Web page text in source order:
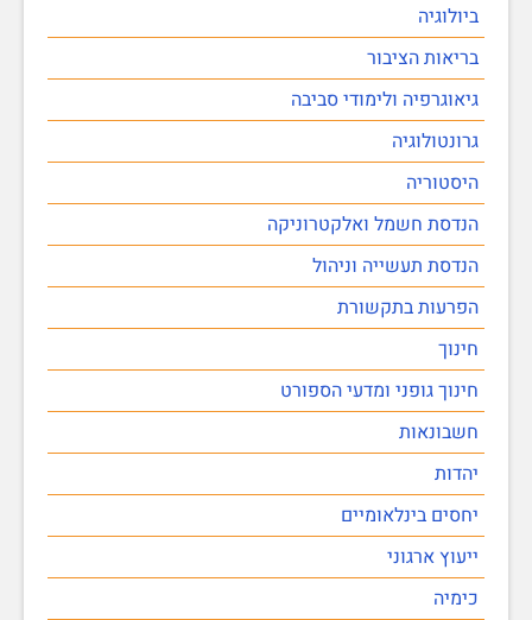
ביולוגיה
בריאות הציבור
גיאוגרפיה ולימודי סביבה
גרונטולוגיה
היסטוריה
הנדסת חשמל ואלקטרוניקה
הנדסת תעשייה וניהול
הפרעות בתקשורת
חינוך
חינוך גופני ומדעי הספורט
חשבונאות
יהדות
יחסים בינלאומיים
ייעוץ ארגוני
כימיה